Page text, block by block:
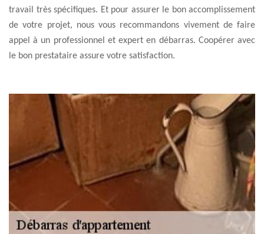
travail très spécifiques. Et pour assurer le bon accomplissement
de votre projet, nous vous recommandons vivement de faire
appel à un professionnel et expert en débarras. Coopérer avec
le bon prestataire assure votre satisfaction.